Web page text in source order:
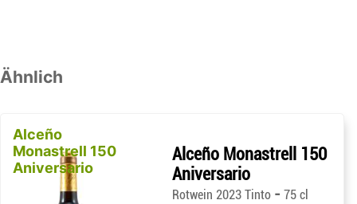
Ähnlich
Alceño
Monastrell 150
Aniversario
Alceño Monastrell 150
Aniversario
Rotwein 2023 Tinto -75 cl